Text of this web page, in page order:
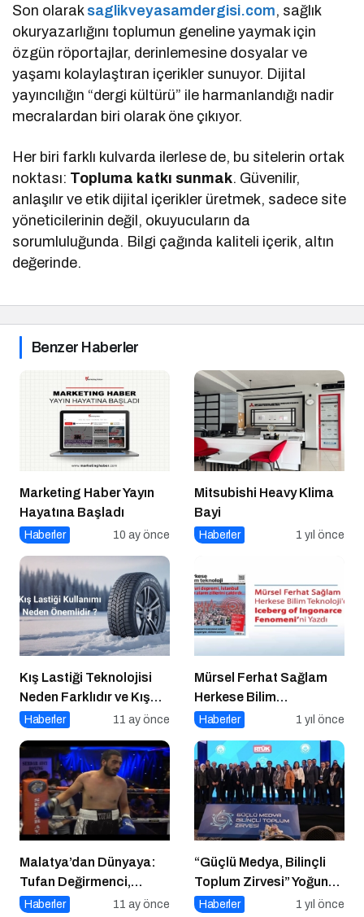
Son olarak saglikveyasamdergisi.com, sağlık
okuryazarlığını toplumun geneline yaymak için
özgün röportajlar, derinlemesine dosyalar ve
yaşamı kolaylaştıran içerikler sunuyor. Dijital
yayıncılığın “dergi kültürü” ile harmanlandığı nadir
mecralardan biri olarak öne çıkıyor.
Her biri farklı kulvarda ilerlese de, bu sitelerin ortak
noktası: Topluma katkı sunmak. Güvenilir,
anlaşılır ve etik dijital içerikler üretmek, sadece site
yöneticilerinin değil, okuyucuların da
sorumluluğunda. Bilgi çağında kaliteli içerik, altın
değerinde.
Benzer Haberler
Marketing Haber Yayın
Hayatına Başladı
Haberler 10 ay önce
Mitsubishi Heavy Klima
Bayi
Haberler 1 yıl önce
Kış Lastiği Teknolojisi
Neden Farklıdır ve Kış
Lastiği Kullanmanın
Haberler 11 ay önce
Mürsel Ferhat Sağlam
Herkese Bilim
Teknoloji’de “Iceberg of
Yazdı
Haberler 1 yıl önce
Malatya’dan Dünyaya:
Tufan Değirmenci,
Fethiye’de Ringe Çıkıyor
Haberler 11 ay önce
“Güçlü Medya, Bilinçli
Toplum Zirvesi” Yoğun
Katılımla Gerçekleşti
Haberler 1 yıl önce